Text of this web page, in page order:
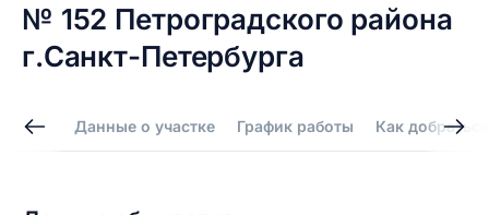
№ 152 Петроградского района
г.Санкт-Петербурга
Данные о участке График работы Как добраться